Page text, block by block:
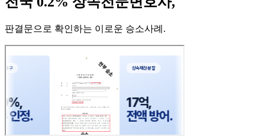
판결문으로 확인하는 이로운 승소사례 .